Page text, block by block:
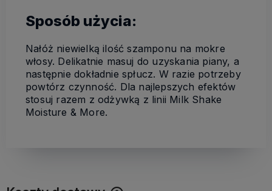
Sposób użycia:
Nałóż niewielką ilość szamponu na mokre
włosy. Delikatnie masuj do uzyskania piany, a
następnie dokładnie spłucz. W razie potrzeby
powtórz czynność. Dla najlepszych efektów
stosuj razem z odżywką z linii Milk Shake
Moisture & More.